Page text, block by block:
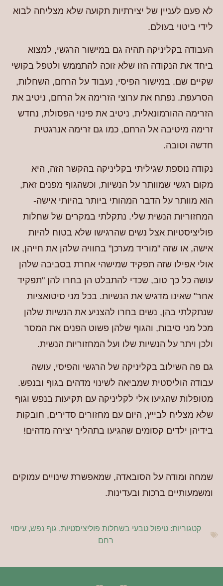
לא פעם לעניין של יצירתיות תקועה שלא מצליחה לבוא
לידי ביטוי בעולם.
העבודה בקליניקה תהיה גם במישור הרגשי, למצוא
ביחד את הנקודה הזו שלא זוכה להתממש ולטפל בקושי
שקיים שם. במישור הפיסי, נעבוד על הרחם, השחלות,
הסרעפת. נפתח את ערוצי הזרימה אל הרחם, ניטיב את
הזרימה ההורמונאלית, ניטיב את פינוי הפסולת, נחדש
זרימה מיטיבה אל הרחם, כמו גם זרימה אנרגטית
חדשה וטובה.
נקודה נוספת שגיליתי בקליניקה בהקשר הזה, היא
מקום רגשי שמוותר על הנשיות, וכשהגוף מפנים זאת,
הוא מוותר על הדבר המהותי ביותר בהיותי אישה-
המחזוריות הנשית שלי. נתקלתי במקרים של שחלות
פוליציסטיות אצל נשים שהרגישו שלא בטוח להיות
אישה, או שזה "מוריד מערכן" בחוויה שלהן את חייהן, או
אולי אפילו שזה תפקיד שמישהי אחרת בסביבה שלהן
עושה כל כך טוב, שכדי להתבלט הן בחרו להן "תפקיד
אחר" שאינו מדגיש את הנשיות. בכל מני סיטואציות
שנתקלתי בהן, נשים בחרו להצניע את הנשיות שלהן
מכל מני סיבות, והגוף שלהן פשוט הפנים את המסר
ולכן ויתר על הנשיות שלו ועל המחזוריות הנשית.
גם פה השילוב בקליניקה של הרגשי והפיסי, עושה
עבודה הוליסטית שמביאה לשינוי מדהים בגוף ובנפש.
מטופלות שהגיעו אלי לקליניקה עם תקיעות בנפש וגוף
שלא מצליח לבייץ, היום עם מחזורים סדירים, חובקות
בידיהן ילדים קסומים שהגיעו בתהליך יצירה מדהים!
שמחה ומודה על הסובאדה, שמאפשרת שינויים עמוקים
ומשמעותיים ברכות ובעדינות.
קטגוריות: טיפול טבעי בשחלות פוליציסטיות, גוף נפש,עיסוי
רחם